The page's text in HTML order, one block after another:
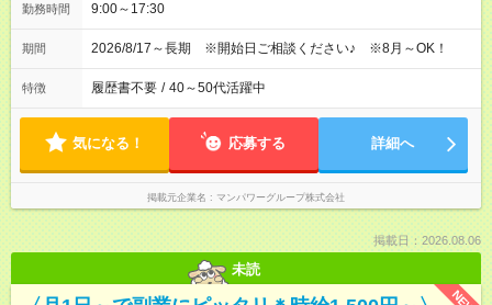
勤務時間 9:00～17:30
期間 2026/8/17～長期 ※開始日ご相談ください♪ ※8月～OK！
特徴 履歴書不要 / 40～50代活躍中
気になる！ 応募する 詳細へ
掲載元企業名 マンパワーグループ株式会社
掲載日：2026.08.06
未読